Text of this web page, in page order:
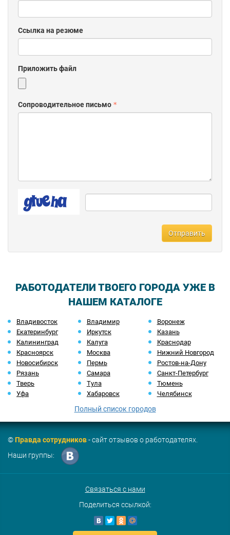
Ссылка на резюме
Приложить файл
Сопроводительное письмо
Отправить
РАБОТОДАТЕЛИ ТВОЕГО ГОРОДА УЖЕ В
НАШЕМ КАТАЛОГЕ
Владивосток Владимир
Воронеж
Екатеринбург
Иркутск
Казань
Калининград
Калуга
Краснодар
Красноярск
Москва
Нижний Новгород
Новосибирск
Пермь
Ростов-на-Дону
Рязань
Самара
Санкт-Петербург
Тверь
Тула
Тюмень
Уфа
Хабаровск Челябинск
Полный список городов
©Правда сотрудников- сайт отзывов о работодателях.
Наши группы:
Связаться с нами
Поделиться ссылкой: